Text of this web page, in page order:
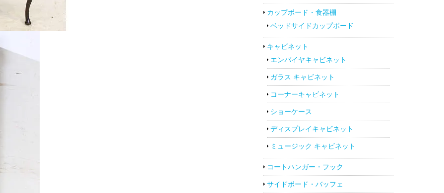
カップボード・食器棚
ベッドサイドカップボード
キャビネット
エンパイヤキャビネット
ガラス キャビネット
コーナーキャビネット
ショーケース
ディスプレイキャビネット
ミュージック キャビネット
コートハンガー・フック
サイドボード・バッフェ